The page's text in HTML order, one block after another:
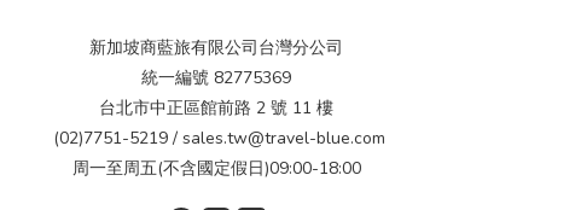
新加坡商藍旅有限公司台灣分公司
統一編號 82775369
台北市中正區館前路 2 號 11 樓
(02)7751-5219 / sales.tw@travel-blue.com
周一至周五(不含國定假日)09:00-18:00